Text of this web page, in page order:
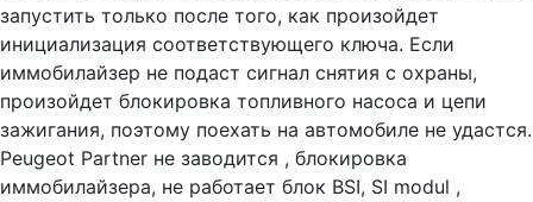
запустить только после того, как произойдет
инициализация соответствующего ключа. Если
иммобилайзер не подаст сигнал снятия с охраны,
произойдет блокировка топливного насоса и цепи
зажигания, поэтому поехать на автомобиле не удастся.
Peugeot Partner не заводится , блокировка
иммобилайзера, не работает блок BSI, SI modul ,